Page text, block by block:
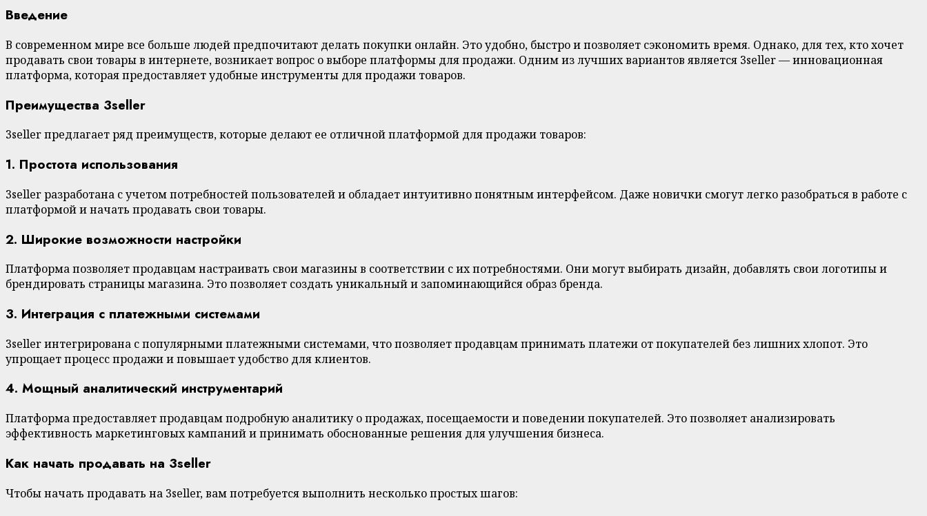
Введение
В современном мире все больше людей предпочитают делать покупки онлайн. Это удобно, быстро и позволяет сэкономить время. Однако, для тех, кто хочет
продавать свои товары в интернете, возникает вопрос о выборе платформы для продажи. Одним из лучших вариантов является 3seller — инновационная
платформа, которая предоставляет удобные инструменты для продажи товаров.
Преимущества 3seller
3seller предлагает ряд преимуществ, которые делают ее отличной платформой для продажи товаров:
1. Простота использования
3seller разработана с учетом потребностей пользователей и обладает интуитивно понятным интерфейсом. Даже новички смогут легко разобраться в работе с
платформой и начать продавать свои товары.
2. Широкие возможности настройки
Платформа позволяет продавцам настраивать свои магазины в соответствии с их потребностями. Они могут выбирать дизайн, добавлять свои логотипы и
брендировать страницы магазина. Это позволяет создать уникальный и запоминающийся образ бренда.
3. Интеграция с платежными системами
3seller интегрирована с популярными платежными системами, что позволяет продавцам принимать платежи от покупателей без лишних хлопот. Это
упрощает процесс продажи и повышает удобство для клиентов.
4. Мощный аналитический инструментарий
Платформа предоставляет продавцам подробную аналитику о продажах, посещаемости и поведении покупателей. Это позволяет анализировать
эффективность маркетинговых кампаний и принимать обоснованные решения для улучшения бизнеса.
Как начать продавать на 3seller
Чтобы начать продавать на 3seller, вам потребуется выполнить несколько простых шагов: